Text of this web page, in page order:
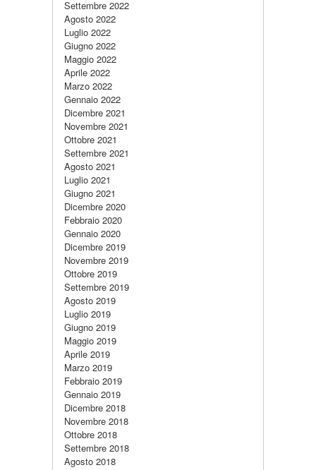
Settembre 2022
Agosto 2022
Luglio 2022
Giugno 2022
Maggio 2022
Aprile 2022
Marzo 2022
Gennaio 2022
Dicembre 2021
Novembre 2021
Ottobre 2021
Settembre 2021
Agosto 2021
Luglio 2021
Giugno 2021
Dicembre 2020
Febbraio 2020
Gennaio 2020
Dicembre 2019
Novembre 2019
Ottobre 2019
Settembre 2019
Agosto 2019
Luglio 2019
Giugno 2019
Maggio 2019
Aprile 2019
Marzo 2019
Febbraio 2019
Gennaio 2019
Dicembre 2018
Novembre 2018
Ottobre 2018
Settembre 2018
Agosto 2018